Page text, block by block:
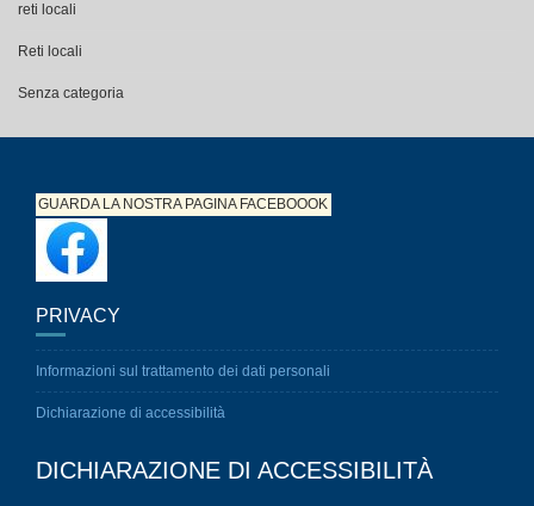
reti locali
Reti locali
Senza categoria
GUARDA LA NOSTRA PAGINAFACEBOOOK
PRIVACY
Informazioni sul trattamento dei dati personali
Dichiarazione di accessibilità
DICHIARAZIONE DI ACCESSIBILITÀ